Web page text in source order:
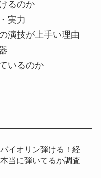
るのか
実力
演技が上手い理由
いるのか
イオリン弾ける！経
当に弾いてるか調査